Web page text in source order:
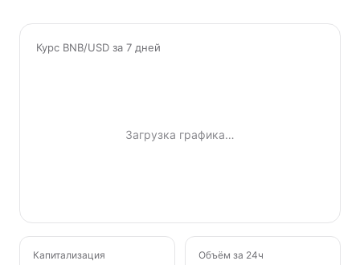
Курс BNB/USD за 7 дней
Загрузка графика…
Капитализация Объём за 24ч